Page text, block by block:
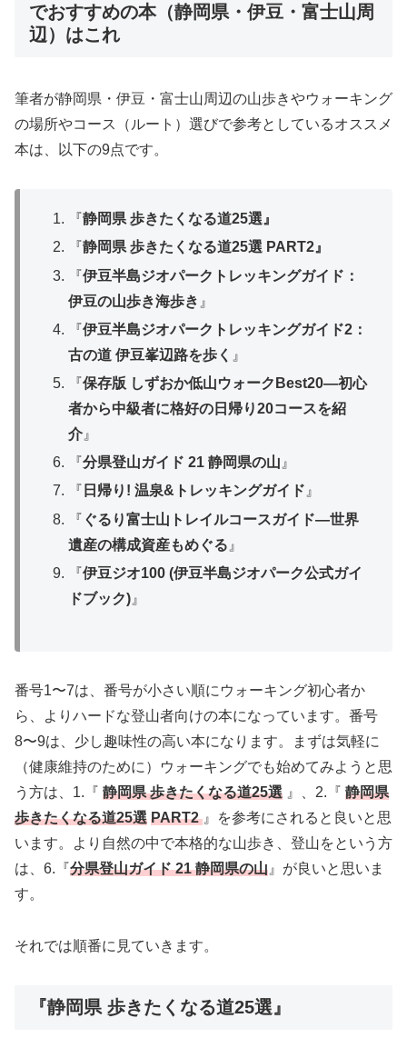
でおすすめの本（静岡県・伊豆・富士山周
辺）はこれ
筆者が静岡県・伊豆・富士山周辺の山歩きやウォーキング
の場所やコース（ルート）選びで参考としているオススメ
本は、以下の9点です。
『静岡県 歩きたくなる道25選』
『静岡県 歩きたくなる道25選 PART2』
『伊豆半島ジオパークトレッキングガイド：
伊豆の山歩き海歩き 』
『伊豆半島ジオパークトレッキングガイド2：
古の道 伊豆峯辺路を歩く 』
『保存版 しずおか低山ウォークBest20―初心
者から中級者に格好の日帰り20コースを紹
介 』
『分県登山ガイド 21 静岡県の山 』
『 日帰り! 温泉&トレッキングガイド 』
『 ぐるり富士山トレイルコースガイド―世界
遺産の構成資産もめぐる 』
『伊豆ジオ100 (伊豆半島ジオパーク公式ガイ
ドブック) 』
番号1〜7は、番号が小さい順にウォーキング初心者か
ら、よりハードな登山者向けの本になっています。番号
8〜9は、少し趣味性の高い本になります。まずは気軽に
（健康維持のために）ウォーキングでも始めてみようと思
う方は、1.『 静岡県 歩きたくなる道25選 』、2.『 静岡県
歩きたくなる道25選 PART2 』を参考にされると良いと思
います。より自然の中で本格的な山歩き、登山をという方
は、6. 『分県登山ガイド 21 静岡県の山 』 が良いと思いま
す。
それでは順番に見ていきます。
『静岡県 歩きたくなる道25選』